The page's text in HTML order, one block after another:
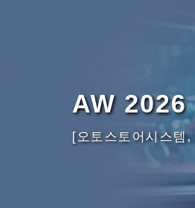
AW 2026
[오토스토어시스템